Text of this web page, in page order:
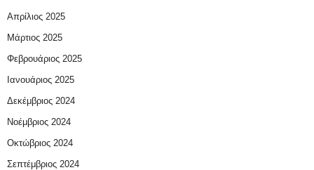
Απρίλιος 2025
Μάρτιος 2025
Φεβρουάριος 2025
Ιανουάριος 2025
Δεκέμβριος 2024
Νοέμβριος 2024
Οκτώβριος 2024
Σεπτέμβριος 2024